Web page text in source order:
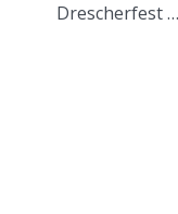
Drescherfest …